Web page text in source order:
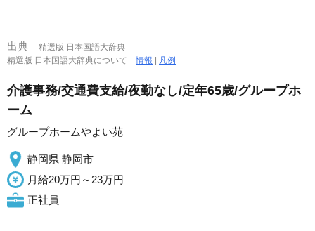
出典
精選版 日本国語大辞典
精選版 日本国語大辞典について情報 | 凡例
介護事務/交通費支給/夜勤なし/定年65歳/グループホ
ーム
グループホームやよい苑
静岡県 静岡市
月給20万円～23万円
正社員